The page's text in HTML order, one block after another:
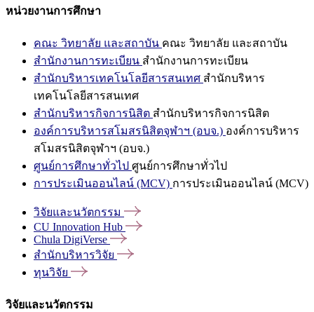
หน่วยงานการศึกษา
คณะ วิทยาลัย และสถาบัน คณะ วิทยาลัย และสถาบัน
สำนักงานการทะเบียน สำนักงานการทะเบียน
สำนักบริหารเทคโนโลยีสารสนเทศ สำนักบริหาร
เทคโนโลยีสารสนเทศ
สำนักบริหารกิจการนิสิต สำนักบริหารกิจการนิสิต
องค์การบริหารสโมสรนิสิตจุฬาฯ (อบจ.) องค์การบริหาร
สโมสรนิสิตจุฬาฯ (อบจ.)
ศูนย์การศึกษาทั่วไป ศูนย์การศึกษาทั่วไป
การประเมินออนไลน์ (MCV) การประเมินออนไลน์ (MCV)
วิจัยและนวัตกรรม
CU Innovation Hub
Chula DigiVerse
สำนักบริหารวิจัย
ทุนวิจัย
วิจัยและนวัตกรรม